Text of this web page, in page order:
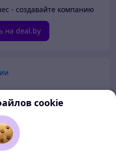
- создавайте компанию
на deal.by
cookie